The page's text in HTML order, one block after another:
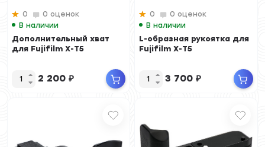
0
0 оценок
В наличии
Дополнительный хват
для Fujifilm X-T5
2 200 ₽
0
0 оценок
В наличии
L-образная рукоятка для
Fujifilm X-T5
3 700 ₽